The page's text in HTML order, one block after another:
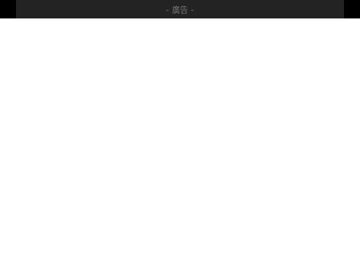
- 廣告 -